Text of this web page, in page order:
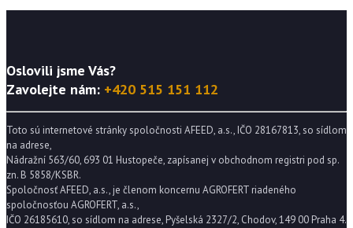
Oslovili jsme Vás?
Zavolejte nám: +420 515 151 112
Toto sú internetové stránky spoločnosti AFEED, a.s., IČO 28167813, so sídlom
na adrese,
Nádražní 563/60, 693 01 Hustopeče, zapísanej v obchodnom registri pod sp.
zn. B 5858/KSBR.
Spoločnosť AFEED, a.s., je členom koncernu AGROFERT riadeného
spoločnosťou AGROFERT, a.s.,
IČO 26185610, so sídlom na adrese, Pyšelská 2327/2, Chodov, 149 00 Praha 4.